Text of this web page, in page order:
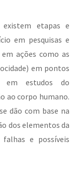
etapas e
em pesquisas e
ações como as
em pontos
em estudos do
ao corpo humano.
dão com base na
dos elementos da
e possíveis